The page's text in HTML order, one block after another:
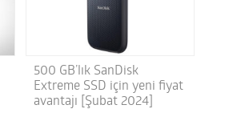
500 GB’lık SanDisk
Extreme SSD için yeni fiyat
avantajı [Şubat 2024]